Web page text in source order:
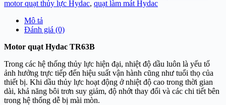
motor quạt thủy lực Hydac, quạt làm mát Hydac
Mô tả
Đánh giá (0)
Motor quạt Hydac TR63B
Trong các hệ thống thủy lực hiện đại, nhiệt độ dầu luôn là yếu tố
ảnh hưởng trực tiếp đến hiệu suất vận hành cũng như tuổi thọ của
thiết bị. Khi dầu thủy lực hoạt động ở nhiệt độ cao trong thời gian
dài, khả năng bôi trơn suy giảm, độ nhớt thay đổi và các chi tiết bên
trong hệ thống dễ bị mài mòn.